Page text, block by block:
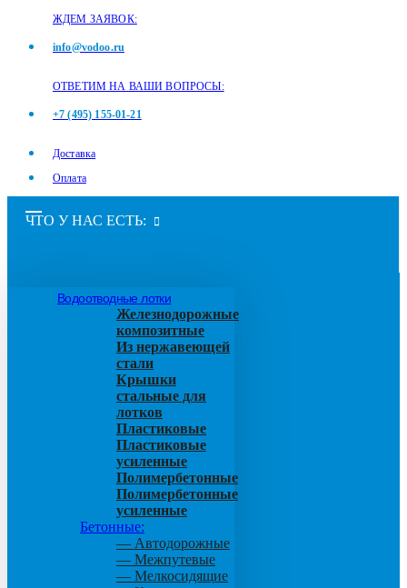
ЖДЕМ ЗАЯВОК:
info@vodoo.ru
ОТВЕТИМ НА ВАШИ ВОПРОСЫ:
+7 (495) 155-01-21
Доставка
Оплата
ЧТО У НАС ЕСТЬ:
Водоотводные лотки
Железнодорожные
композитные
Из нержавеющей
стали
Крышки
стальные для
лотков
Пластиковые
Пластиковые
усиленные
Полимербетонные
Полимербетонные
усиленные
Бетонные:
— Автодорожные
— Межпутевые
— Мелкосидящие